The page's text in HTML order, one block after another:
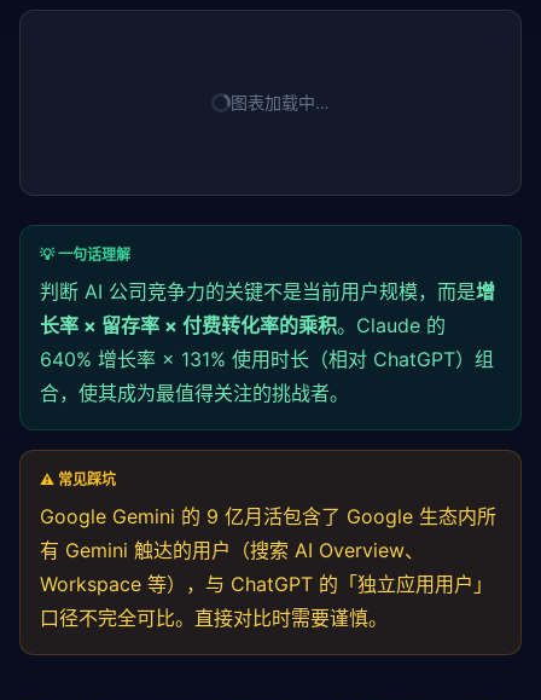
图表加载中…
💡 一句话理解
判断 AI 公司竞争力的关键不是当前用户规模，而是增
长率 × 留存率 × 付费转化率的乘积。Claude 的
640% 增长率 × 131% 使用时长（相对 ChatGPT）组
合，使其成为最值得关注的挑战者。
⚠️ 常见踩坑
Google Gemini 的 9 亿月活包含了 Google 生态内所
有 Gemini 触达的用户（搜索 AI Overview、
Workspace 等），与 ChatGPT 的「独立应用用户」
口径不完全可比。直接对比时需要谨慎。